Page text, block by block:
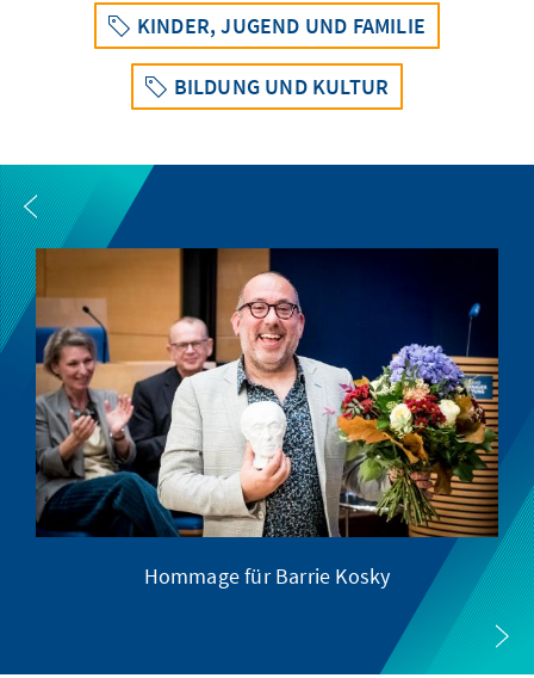
KINDER, JUGEND UND FAMILIE
BILDUNG UND KULTUR
Hommage für Barrie Kosky